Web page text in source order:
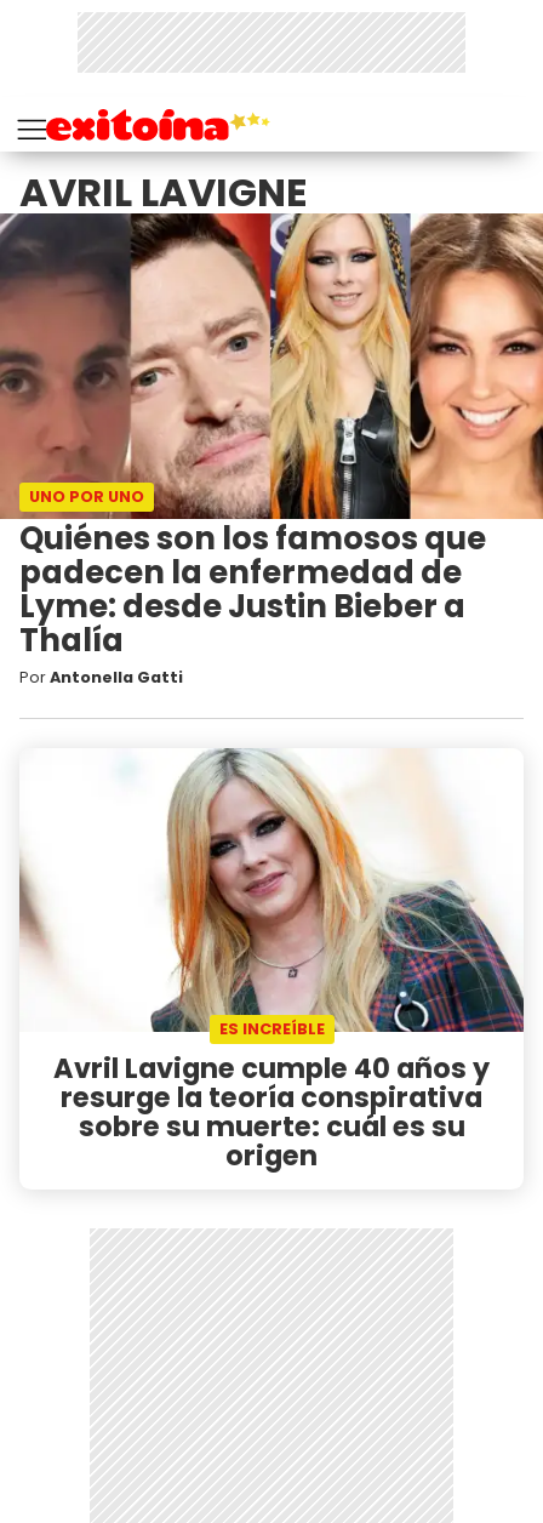
AVRIL LAVIGNE
UNO POR UNO
Quiénes son los famosos que
padecen la enfermedad de
Lyme: desde Justin Bieber a
Thalía
PorAntonella Gatti
ES INCREÍBLE
Avril Lavigne cumple 40 años y
resurge la teoría conspirativa
sobre su muerte: cuál es su
origen